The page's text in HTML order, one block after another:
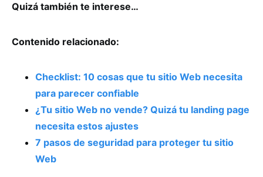
Quizá también te interese…
Contenido relacionado:
Checklist: 10 cosas que tu sitio Web necesita
para parecer confiable
¿Tu sitio Web no vende? Quizá tu landing page
necesita estos ajustes
7 pasos de seguridad para proteger tu sitio
Web